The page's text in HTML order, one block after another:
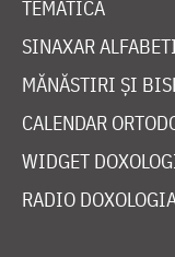
TEMATICĂ
SINAXAR
MĂNĂSTIRI ȘI
CALENDAR
WIDGET
RADIO